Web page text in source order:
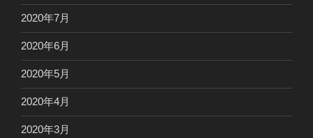
2020年7月
2020年6月
2020年5月
2020年4月
2020年3月